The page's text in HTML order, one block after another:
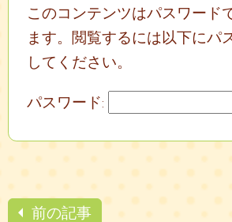
このコンテンツはパスワード
ます。閲覧するには以下にパ
してください。
パスワード:
前の記事